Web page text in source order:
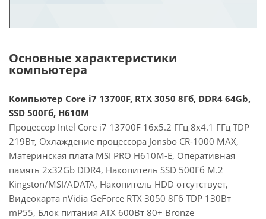
Основные характеристики
компьютера
Компьютер Core i7 13700F, RTX 3050 8Гб, DDR4 64Gb,
SSD 500Гб, H610M
Процессор Intel Core i7 13700F 16x5.2 ГГц 8x4.1 ГГц TDP
219Вт, Охлаждение процессора Jonsbo CR-1000 MAX,
Материнская плата MSI PRO H610M-E, Оперативная
память 2x32Gb DDR4, Накопитель SSD 500Гб M.2
Kingston/MSI/ADATA, Накопитель HDD отсутствует,
Видеокарта nVidia GeForce RTX 3050 8Гб TDP 130Вт
mP55, Блок питания ATX 600Вт 80+ Bronze